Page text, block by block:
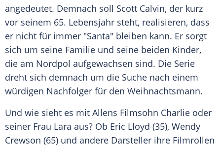
angedeutet. Demnach soll Scott Calvin, der kurz
vor seinem 65. Lebensjahr steht, realisieren, dass
er nicht für immer "Santa" bleiben kann. Er sorgt
sich um seine Familie und seine beiden Kinder,
die am Nordpol aufgewachsen sind. Die Serie
dreht sich demnach um die Suche nach einem
würdigen Nachfolger für den Weihnachtsmann.
Und wie sieht es mit Allens Filmsohn Charlie oder
seiner Frau Lara aus? Ob Eric Lloyd (35), Wendy
Crewson (65) und andere Darsteller ihre Filmrollen